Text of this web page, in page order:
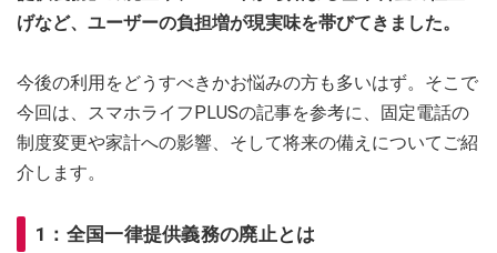
げなど、ユーザーの負担増が現実味を帯びてきました。
今後の利用をどうすべきかお悩みの方も多いはず。そこで
今回は、スマホライフPLUSの記事を参考に、固定電話の
制度変更や家計への影響、そして将来の備えについてご紹
介します。
1：全国一律提供義務の廃止とは